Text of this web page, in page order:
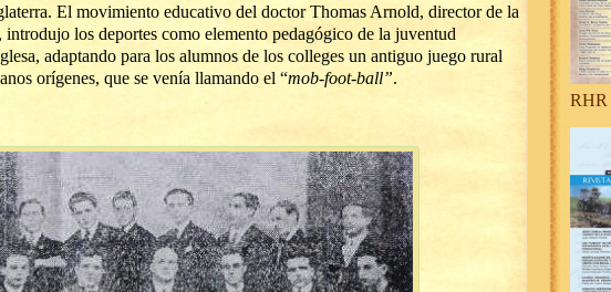
El movimiento educativo del doctor Thomas Arnold, director de la
los deportes como elemento pedagógico de la juventud
adaptando para los alumnos de los colleges un antiguo juego rural
orígenes, que se venía llamando el “mob-foot-ball”.
RHR